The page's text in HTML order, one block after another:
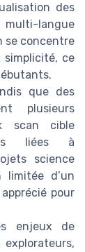
des
langue
se concentre
simplicité, ce
que des
plusieurs
scan cible
liées à
science
limitée d’un
pour
enjeux de